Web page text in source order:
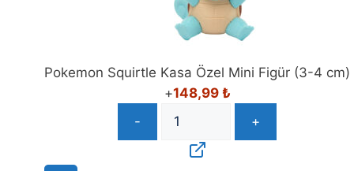
Pokemon Squirtle Kasa Özel Mini Figür (3-4 cm)
+148,99 ₺
-
+